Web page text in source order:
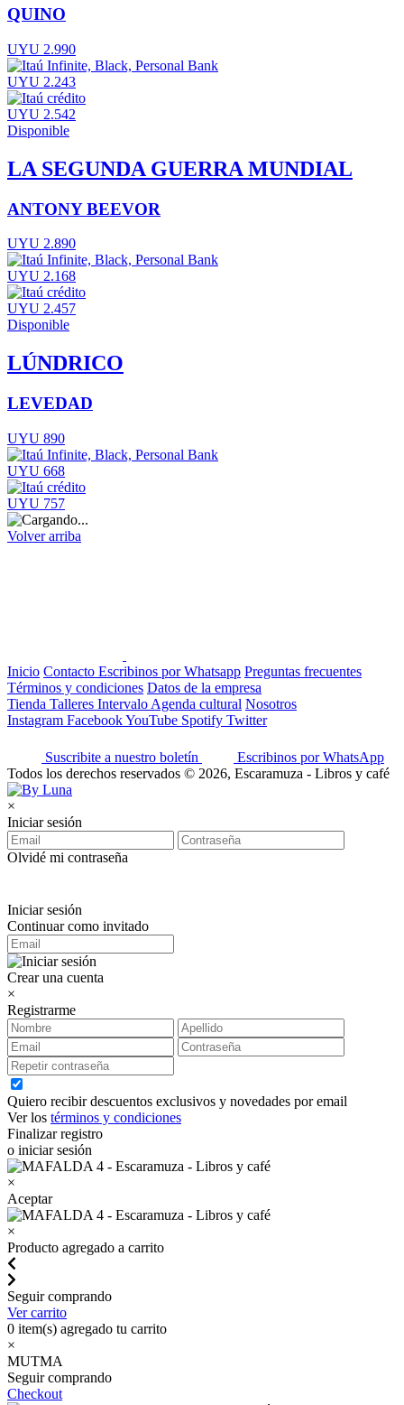
QUINO
UYU 2.990
UYU 2.243
UYU 2.542
Disponible
LA SEGUNDA GUERRA MUNDIAL
ANTONY BEEVOR
UYU 2.890
UYU 2.168
UYU 2.457
Disponible
LÚNDRICO
LEVEDAD
UYU 890
UYU 668
UYU 757
Volver arriba
Inicio Contacto Escribinos por Whatsapp Preguntas frecuentes
Términos y condiciones Datos de la empresa
Tienda Talleres Intervalo Agenda cultural Nosotros
Instagram FacebookYouTube Spotify Twitter
Suscribite a nuestro boletín
Escribinos por WhatsApp
Todos los derechos reservados © 2026, Escaramuza - Libros y café
×
Iniciar sesión
Olvidé mi contraseña
Iniciar sesión
Continuar como invitado
Crear una cuenta
×
Registrarme
Quiero recibir descuentos exclusivos y novedades por email
Ver los términos y condiciones
Finalizar registro
o iniciar sesión
×
Aceptar
×
Producto agregado a carrito
Seguir comprando
Ver carrito
0 item(s) agregado tu carrito
×
MUTMA
Seguir comprando
Checkout